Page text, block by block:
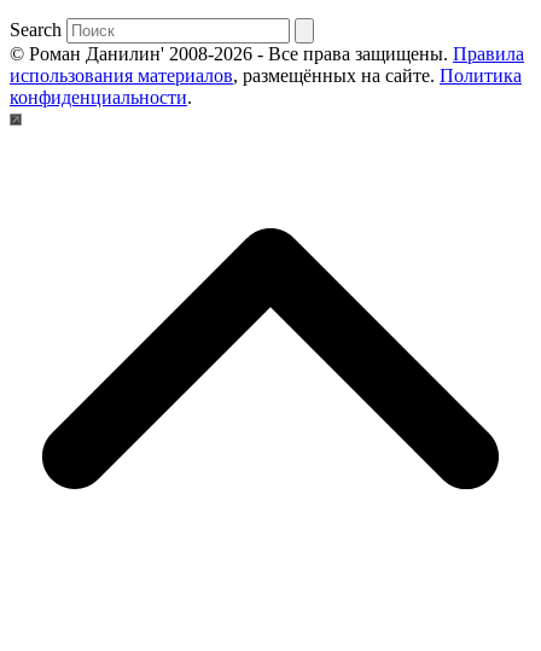
Search
© Роман Данилин' 2008-2026 - Все права защищены. Правила
использования материалов, размещённых на сайте. Политика
конфиденциальности.